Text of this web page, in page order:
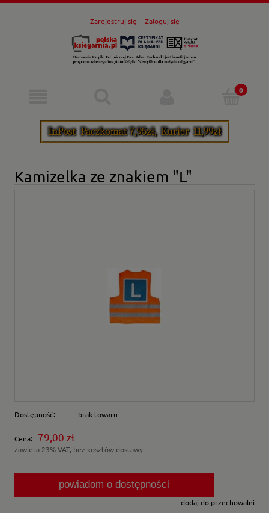
Zarejestruj się Zaloguj się
Kamizelka ze znakiem "L"
Dostępność: brak towaru
Cena: 79,00 zł
zawiera 23% VAT, bez kosztów dostawy
powiadom o dostępności
dodaj do przechowalni